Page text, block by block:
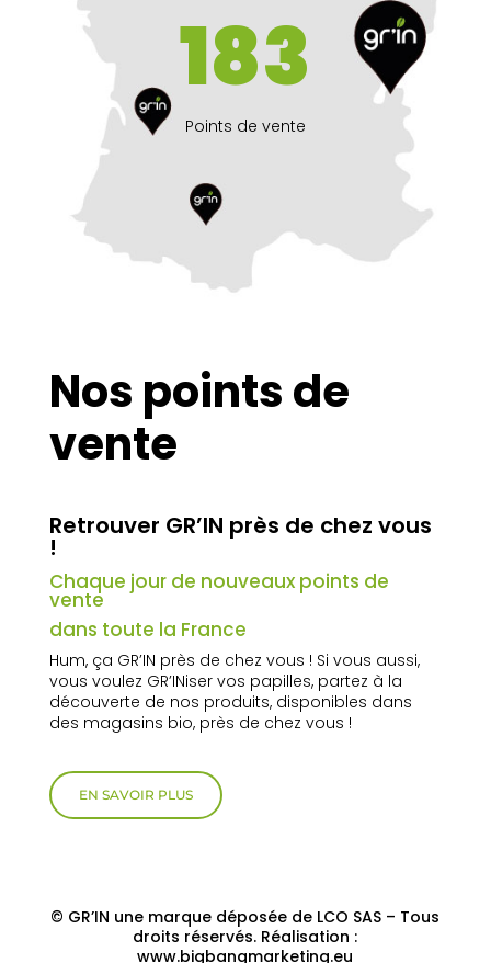
+200
Points de vente
Nos points de
vente
Retrouver GR’IN près de chez vous
!
Chaque jour de nouveaux points de
vente
dans toute la France
Hum, ça GR’IN près de chez vous ! Si vous aussi,
vous voulez GR’INiser vos papilles, partez à la
découverte de nos produits, disponibles dans
des magasins bio, près de chez vous !
EN SAVOIR PLUS
© GR’IN une marque déposée de LCO SAS – Tous
droits réservés. Réalisation :
www.bigbangmarketing.eu